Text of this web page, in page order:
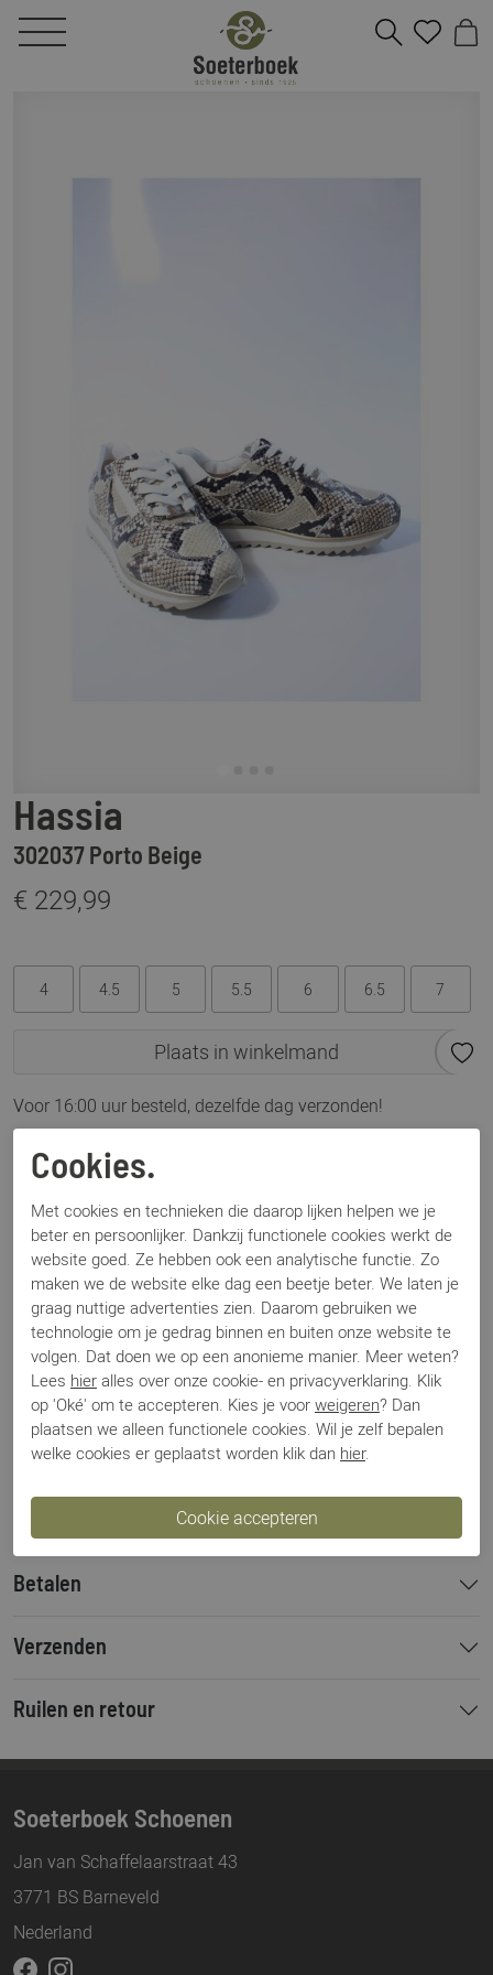
Hassia
302037 Porto Beige
€ 229,99
4 4.5 5 5.5 6 6.5 7
Plaats in winkelmand
Voor 16:00 uur besteld, dezelfde dag verzonden!
Omschrijving
Specificaties
Merk
Hassia
Artikelnummer
302037 Porto
Breedtemaat
H
Los voetbed
Ja
Categorie
Sneakers
Kleur
Beige
Bestelcode
000003642
Betalen
Verzenden
Ruilen en retour
Soeterboek Schoenen
Jan van Schaffelaarstraat 43
3771 BS Barneveld
Nederland
Cookies.
Met cookies en technieken die daarop lijken helpen we je
beter en persoonlijker. Dankzij functionele cookies werkt de
website goed. Ze hebben ook een analytische functie. Zo
maken we de website elke dag een beetje beter. We laten je
graag nuttige advertenties zien. Daarom gebruiken we
technologie om je gedrag binnen en buiten onze website te
volgen. Dat doen we op een anonieme manier. Meer weten?
Lees hier alles over onze cookie- en privacyverklaring. Klik
op 'Oké' om te accepteren. Kies je voor weigeren? Dan
plaatsen we alleen functionele cookies. Wil je zelf bepalen
welke cookies er geplaatst worden klik dan hier.